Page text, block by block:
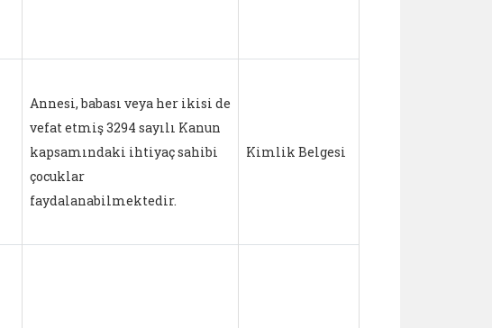
Annesi, babası veya her ikisi de
vefat etmiş 3294 sayılı Kanun
kapsamındaki ihtiyaç sahibi
çocuklar
faydalanabilmektedir.
Kimlik Belgesi